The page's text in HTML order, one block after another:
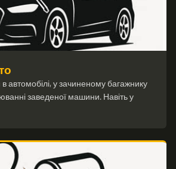
автомобілі, у зачиненому багажнику
заведеної машини. Навіть у